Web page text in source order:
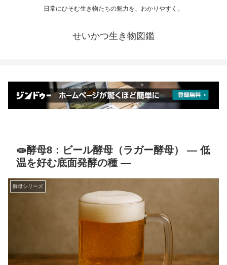
日常にひそむ生き物たちの魅力を、わかりやすく。
せいかつ生き物図鑑
🧫酵母8：ビール酵母（ラガー酵母） ― 低
温を好む底面発酵の種 ―
酵母シリーズ